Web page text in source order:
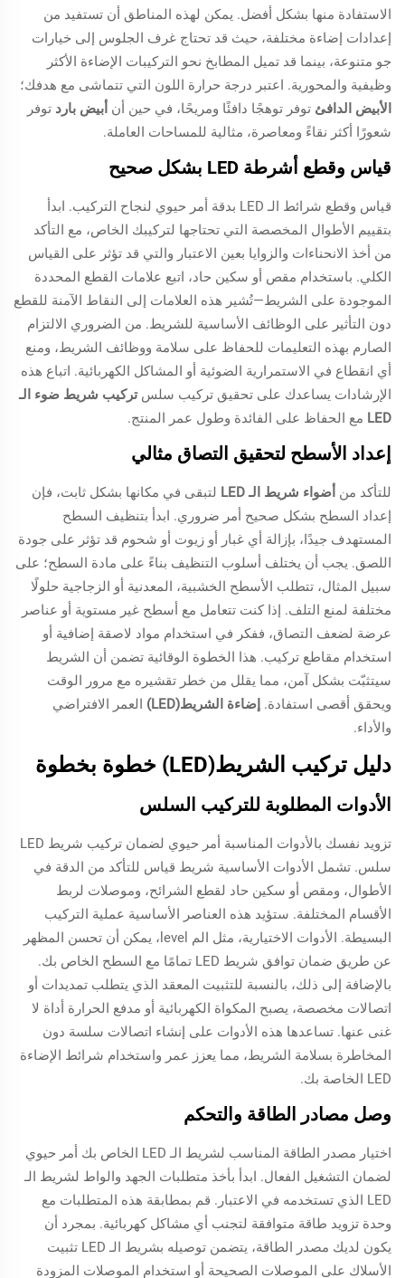
الاستفادة منها بشكل أفضل. يمكن لهذه المناطق أن تستفيد من
إعدادات إضاءة مختلفة، حيث قد تحتاج غرف الجلوس إلى خيارات
جو متنوعة، بينما قد تميل المطابخ نحو التركيبات الإضاءة الأكثر
وظيفية والمحورية. اعتبر درجة حرارة اللون التي تتماشى مع هدفك؛
الأبيض الدافئ توفر توهجًا دافئًا ومريحًا، في حين أن أبيض بارد توفر
شعورًا أكثر نقاءً ومعاصرة، مثالية للمساحات العاملة.
قياس وقطع أشرطة LED بشكل صحيح
قياس وقطع شرائط الـ LED بدقة أمر حيوي لنجاح التركيب. ابدأ
بتقييم الأطوال المخصصة التي تحتاجها لتركيبك الخاص، مع التأكد
من أخذ الانحناءات والزوايا بعين الاعتبار والتي قد تؤثر على القياس
الكلي. باستخدام مقص أو سكين حاد، اتبع علامات القطع المحددة
الموجودة على الشريط—تُشير هذه العلامات إلى النقاط الآمنة للقطع
دون التأثير على الوظائف الأساسية للشريط. من الضروري الالتزام
الصارم بهذه التعليمات للحفاظ على سلامة ووظائف الشريط، ومنع
أي انقطاع في الاستمرارية الضوئية أو المشاكل الكهربائية. اتباع هذه
الإرشادات يساعدك على تحقيق تركيب سلس تركيب شريط ضوء الـ
LED مع الحفاظ على الفائدة وطول عمر المنتج.
إعداد الأسطح لتحقيق التصاق مثالي
للتأكد من أضواء شريط الـ LED
لتبقى في مكانها بشكل ثابت، فإن
إعداد السطح بشكل صحيح أمر ضروري. ابدأ بتنظيف السطح
المستهدف جيدًا، بإزالة أي غبار أو زيوت أو شحوم قد تؤثر على جودة
اللصق. يجب أن يختلف أسلوب التنظيف بناءً على مادة السطح؛ على
سبيل المثال، تتطلب الأسطح الخشبية، المعدنية أو الزجاجية حلولًا
مختلفة لمنع التلف. إذا كنت تتعامل مع أسطح غير مستوية أو عناصر
عرضة لضعف التصاق، ففكر في استخدام مواد لاصقة إضافية أو
استخدام مقاطع تركيب. هذا الخطوة الوقائية تضمن أن الشريط
سيتثبّت بشكل آمن، مما يقلل من خطر تقشيره مع مرور الوقت
ويحقق أقصى استفادة. إضاءة الشريط(LED)
العمر الافتراضي
والأداء.
دليل تركيب الشريط(LED) خطوة بخطوة
الأدوات المطلوبة للتركيب السلس
تزويد نفسك بالأدوات المناسبة أمر حيوي لضمان تركيب شريط LED
سلس. تشمل الأدوات الأساسية شريط قياس للتأكد من الدقة في
الأطوال، ومقص أو سكين حاد لقطع الشرائح، وموصلات لربط
الأقسام المختلفة. ستؤيد هذه العناصر الأساسية عملية التركيب
البسيطة. الأدوات الاختيارية، مثل الم level، يمكن أن تحسن المظهر
عن طريق ضمان توافق شريط LED تمامًا مع السطح الخاص بك.
بالإضافة إلى ذلك، بالنسبة للتثبيت المعقد الذي يتطلب تمديدات أو
اتصالات مخصصة، يصبح المكواة الكهربائية أو مدفع الحرارة أداة لا
غنى عنها. تساعدها هذه الأدوات على إنشاء اتصالات سلسة دون
المخاطرة بسلامة الشريط، مما يعزز عمر واستخدام شرائط الإضاءة
LED الخاصة بك.
وصل مصادر الطاقة والتحكم
اختيار مصدر الطاقة المناسب لشريط الـ LED الخاص بك أمر حيوي
لضمان التشغيل الفعال. ابدأ بأخذ متطلبات الجهد والواط لشريط الـ
LED الذي تستخدمه في الاعتبار. قم بمطابقة هذه المتطلبات مع
وحدة تزويد طاقة متوافقة لتجنب أي مشاكل كهربائية. بمجرد أن
يكون لديك مصدر الطاقة، يتضمن توصيله بشريط الـ LED تثبيت
الأسلاك على الموصلات الصحيحة أو استخدام الموصلات المزودة